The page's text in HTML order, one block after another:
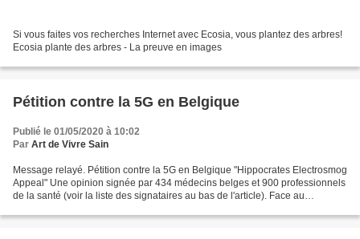
Si vous faites vos recherches Internet avec Ecosia, vous plantez des arbres!
Ecosia plante des arbres - La preuve en images
Pétition contre la 5G en Belgique
Publié le 01/05/2020 à 10:02
Par Art de Vivre Sain
Message relayé. Pétition contre la 5G en Belgique "Hippocrates Electrosmog
Appeal" Une opinion signée par 434 médecins belges et 900 professionnels
de la santé (voir la liste des signataires au bas de l'article). Face au